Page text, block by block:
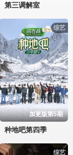
第三调解室
综艺
加更版第5期
种地吧第四季
综艺